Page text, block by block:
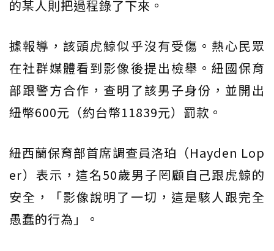
的某人則把過程錄了下來。
據報導，該頭虎鯨似乎沒有受傷。熱心民眾
在社群媒體看到影像後提出檢舉。紐國保育
部跟警方合作，查明了該男子身份，並開出
紐幣600元（約台幣11839元）罰款。
紐西蘭保育部首席調查員洛珀（Hayden Lop
er）表示，這名50歲男子罔顧自己跟虎鯨的
安全，「影像說明了一切，這是駭人跟完全
愚蠢的行為」。